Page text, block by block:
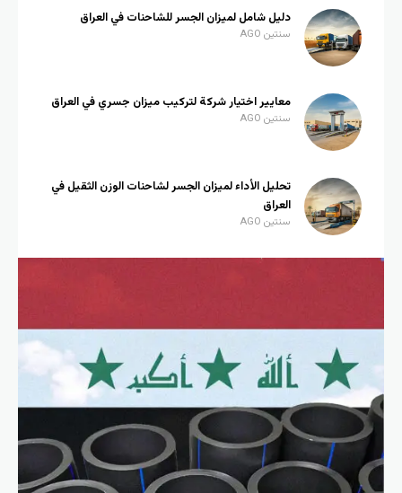
دليل شامل لميزان الجسر للشاحنات في العراق
سنتين AGO
معايير اختيار شركة لتركيب ميزان جسري في العراق
سنتين AGO
تحليل الأداء لميزان الجسر لشاحنات الوزن الثقيل في
العراق
سنتين AGO